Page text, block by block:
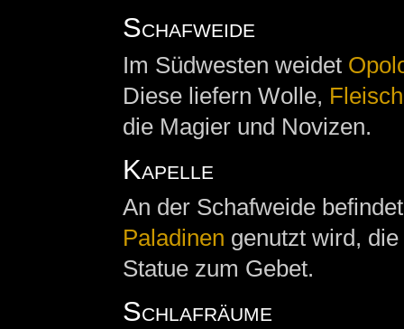
Schafweide
Im Südwesten weidet
Diese liefern Wolle, Fleisch
die Magier und Novizen.
Kapelle
An der Schafweide
Paladinen genutzt wird,
Statue zum Gebet.
Schlafräume